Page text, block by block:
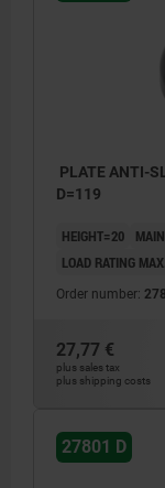
PLATE ANTI-
D=119
HEIGHT=20
LOAD RATING
Order number:
27,77 €
plus sales tax
plus shipping costs
27801 D